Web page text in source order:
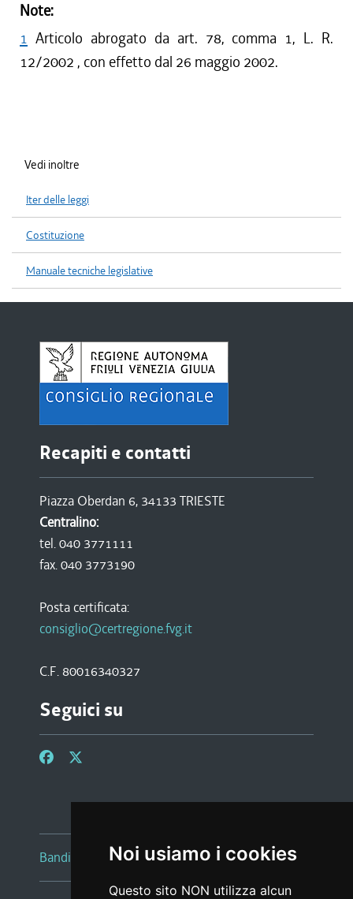
Noi usiamo i cookies
Questo sito NON utilizza alcun
Note:
1 Articolo abrogato da art. 78, comma 1, L. R.
12/2002 , con effetto dal 26 maggio 2002.
Vedi inoltre
Iter delle leggi
Costituzione
Manuale tecniche legislative
Recapiti e contatti
Piazza Oberdan 6, 34133 TRIESTE
Centralino:
tel. 040 3771111
fax. 040 3773190
Posta certificata:
consiglio@certregione.fvg.it
C.F. 80016340327
Seguici su
Bandi e avvisi